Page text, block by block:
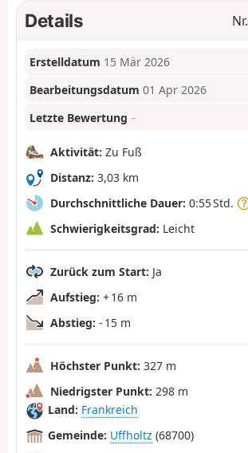
Details Nr.
Erstelldatum 15 Mär 2026
Bearbeitungsdatum 01 Apr 2026
Letzte Bewertung –
Aktivität: Zu Fuß
Distanz: 3,03 km
Durchschnittliche Dauer: 0:55 Std.
Schwierigkeitsgrad: Leicht
Zurück zum Start: Ja
Aufstieg: + 16 m
Abstieg: - 15 m
Höchster Punkt: 327 m
Niedrigster Punkt: 298 m
Land: Frankreich
Gemeinde: Uffholtz (68700)